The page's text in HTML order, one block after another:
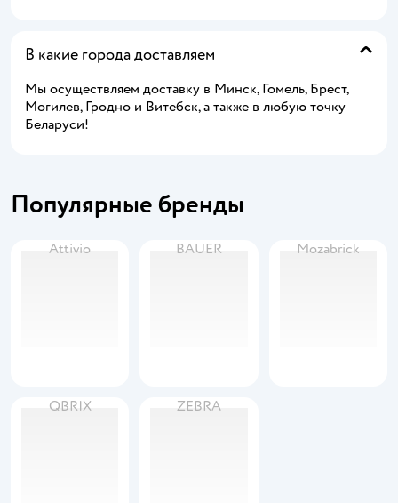
В какие города доставляем
Мы осуществляем доставку в Минск, Гомель, Брест,
Могилев, Гродно и Витебск, а также в любую точку
Беларуси!
Популярные бренды
Attivio BAUER Mozabrick
QBRIX ZEBRA